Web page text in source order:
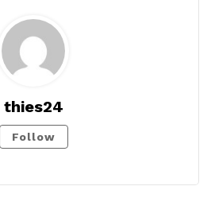
thies24
Follow